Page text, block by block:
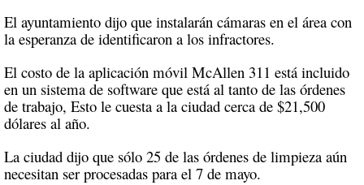
El ayuntamiento dijo que instalarán cámaras en el área con
la esperanza de identificaron a los infractores.
El costo de la aplicación móvil McAllen 311 está incluido
en un sistema de software que está al tanto de las órdenes
de trabajo, Esto le cuesta a la ciudad cerca de $21,500
dólares al año.
La ciudad dijo que sólo 25 de las órdenes de limpieza aún
necesitan ser procesadas para el 7 de mayo.